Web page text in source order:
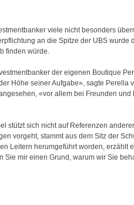
viele nicht besonders
an die Spitze der UBS wurde
finden würde.
der eigenen Boutique
Höhe seiner Aufgabe», sagte Perella
«vor allem bei Freunden und
stützt sich nicht auf Referenzen
vorgeht, stammt aus dem Sitz der
Leitern herumgeführt worden, erzählt
mir einen Grund, warum wir Sie